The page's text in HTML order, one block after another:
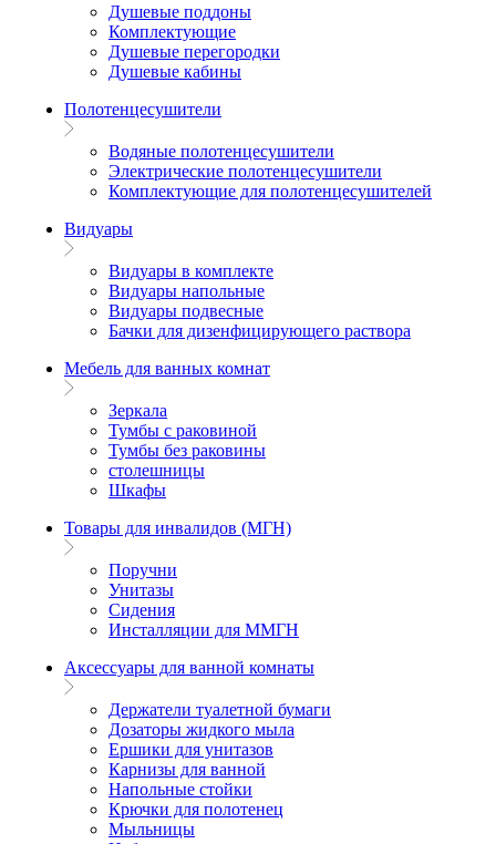
Душевые поддоны
Комплектующие
Душевые перегородки
Душевые кабины
Полотенцесушители
Водяные полотенцесушители
Электрические полотенцесушители
Комплектующие для полотенцесушителей
Видуары
Видуары в комплекте
Видуары напольные
Видуары подвесные
Бачки для дизенфицирующего раствора
Мебель для ванных комнат
Зеркала
Тумбы с раковиной
Тумбы без раковины
столешницы
Шкафы
Товары для инвалидов (МГН)
Поручни
Унитазы
Сидения
Инсталляции для ММГН
Аксессуары для ванной комнаты
Держатели туалетной бумаги
Дозаторы жидкого мыла
Ершики для унитазов
Карнизы для ванной
Напольные стойки
Крючки для полотенец
Мыльницы